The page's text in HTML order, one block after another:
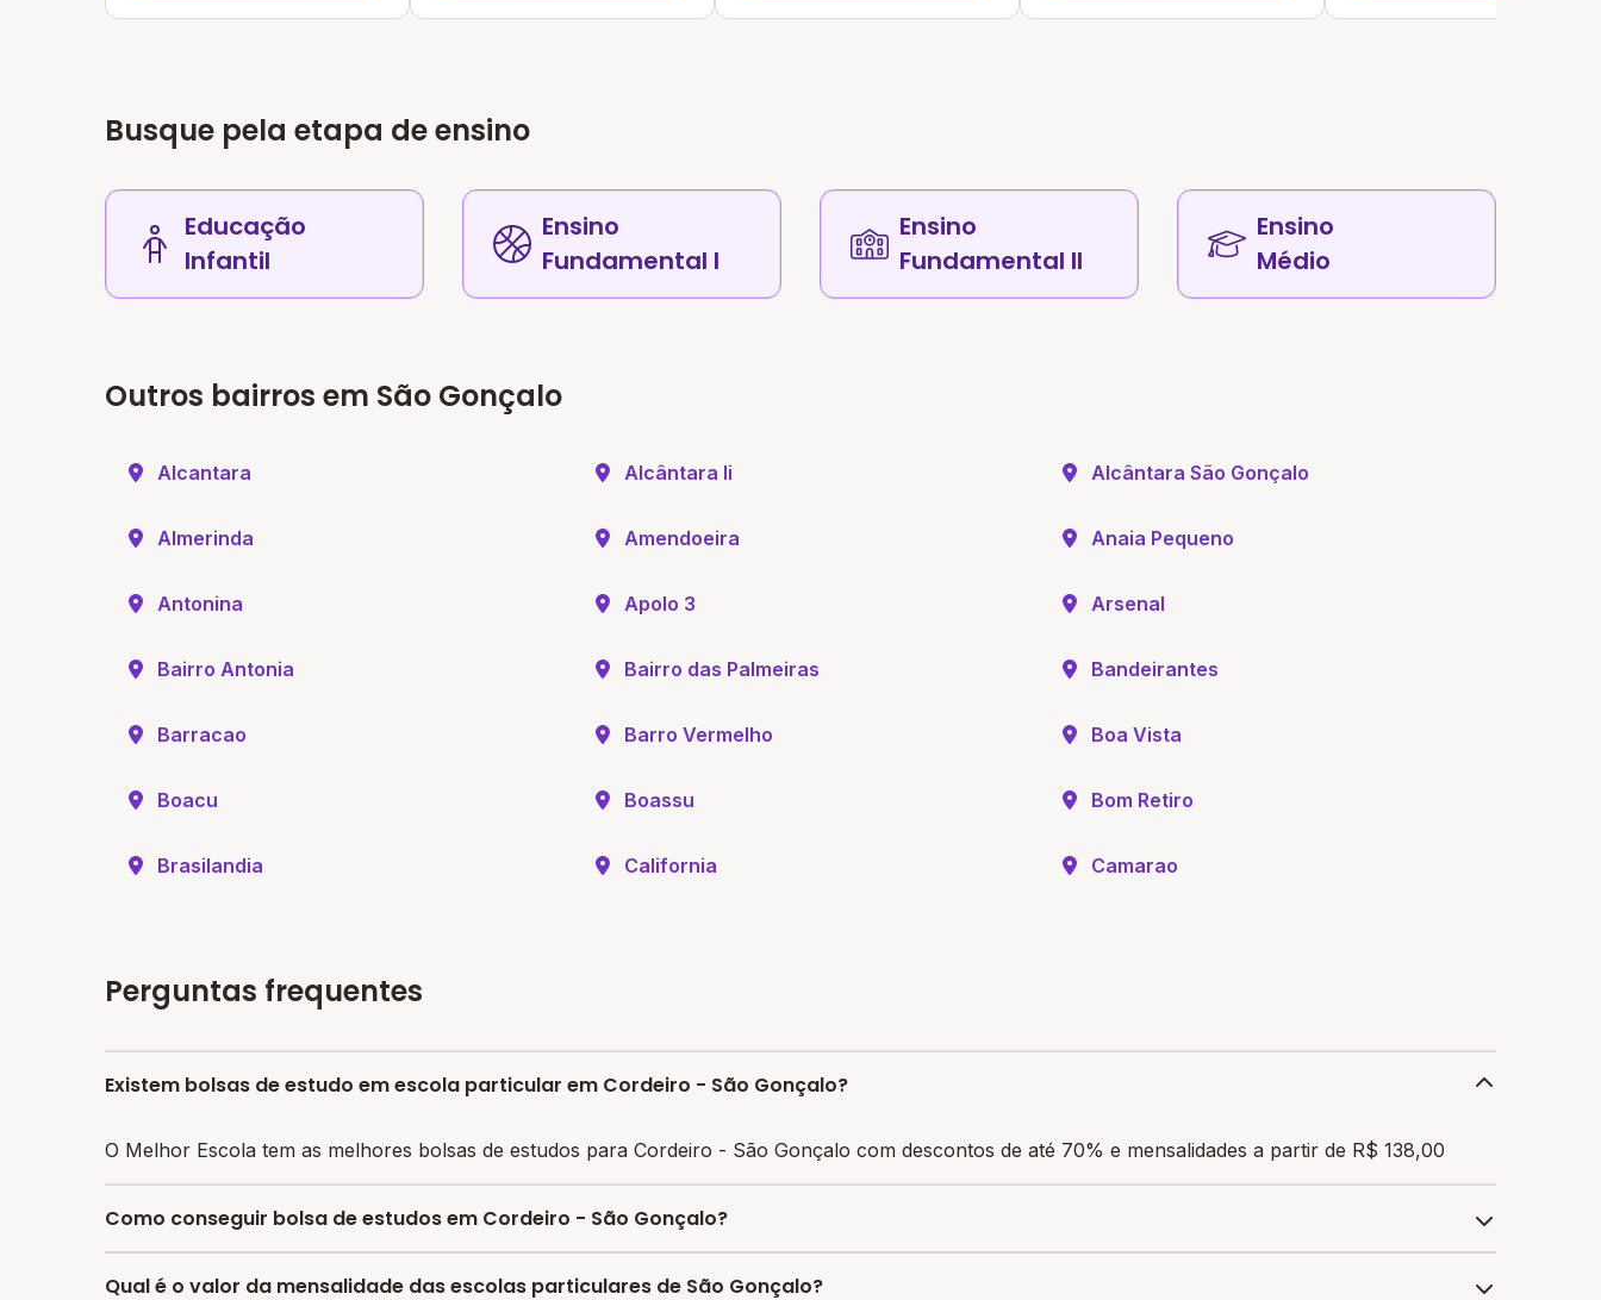
Busque pela etapa de ensino
Educação
Infantil
Ensino
Fundamental I
Ensino
Fundamental II
Ensino
Médio
Outros bairros em São Gonçalo
Alcantara Alcântara Ii Alcântara São Gonçalo
Almerinda Amendoeira Anaia Pequeno
Antonina Apolo 3 Arsenal
Bairro Antonia Bairro das Palmeiras Bandeirantes
Barracao Barro Vermelho Boa Vista
Boacu Boassu Bom Retiro
Brasilandia California Camarao
Perguntas frequentes
Existem bolsas de estudo em escola particular em Cordeiro - São Gonçalo?
O Melhor Escola tem as melhores bolsas de estudos para Cordeiro - São Gonçalo com descontos de até 70% e mensalidades a partir de R$ 138,00
Como conseguir bolsa de estudos em Cordeiro - São Gonçalo?
O programa de bolsa do Melhor Escola disponibiliza vagas com até 80% de desconto nas mensalidades. Para garantir a bolsa de estudo, os
Qual é o valor da mensalidade das escolas particulares de São Gonçalo?